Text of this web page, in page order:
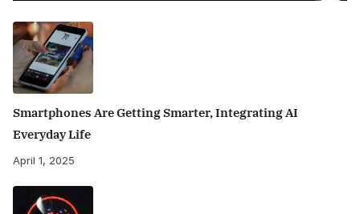
Smartphones Are Getting Smarter, Integrating AI
Everyday Life
April 1, 2025